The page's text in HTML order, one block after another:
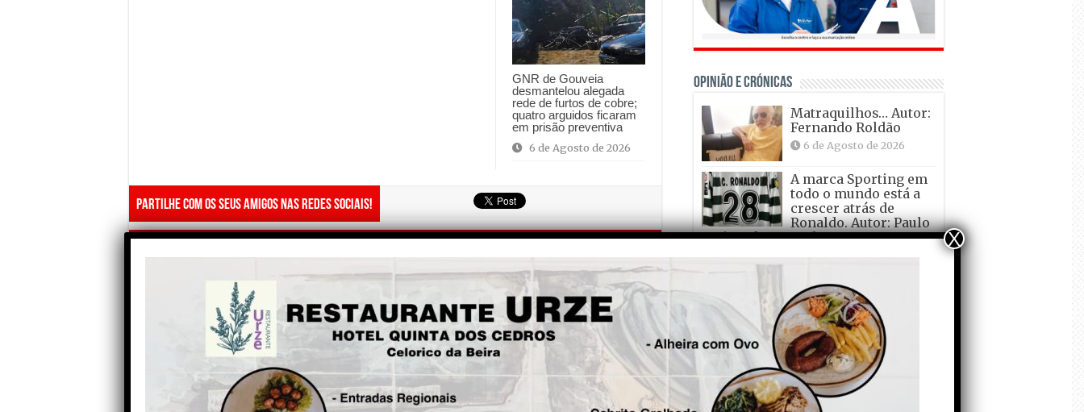
GNR de Gouveia
desmantelou alegada
rede de furtos de cobre;
quatro arguidos ficaram
em prisão preventiva
6 de Agosto de 2026
Partilhe com os seus amigos nas redes sociais!
Município de Tábua mais
uma vez condenado pelo
tribunal a entregar
documentação a Fernando
Tavares Pereira
Arganil espera cerca 1700
atletas para o Desafio Picos
do Açor
OPINIÃO E CRÓNICAS
Matraquilhos… Autor:
Fernando Roldão
6 de Agosto de 2026
A marca Sporting em
todo o mundo está a
crescer atrás de
Ronaldo. Autor: Paulo
Freitas do Amaral
5 de Agosto de 2026
Autor: Nuno Pereira
1 de Agosto de 2026
Tadei Pogacar vence o
“Tour” – A “Volta a
França em Bicicleta”
pela quinta vez! Autor:
João Dinis
X